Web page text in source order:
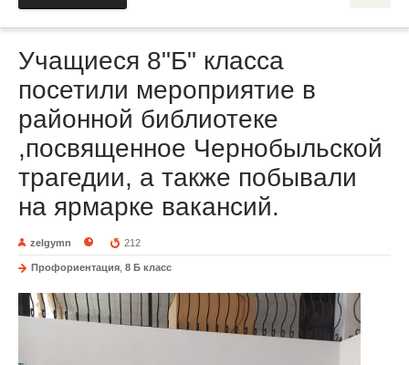
Учащиеся 8"Б" класса
посетили мероприятие в
районной библиотеке
,посвященное Чернобыльской
трагедии, а также побывали
на ярмарке вакансий.
zelgymn 212
Профориентация 8 Б класс